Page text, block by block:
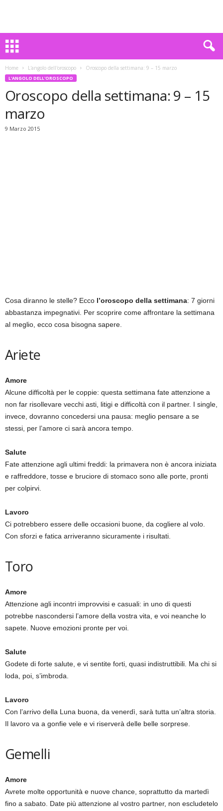
Home L'angolo dell'oroscopo Oroscopo della settimana: 9 – 15 marzo
L'ANGOLO DELL'OROSCOPO
Oroscopo della settimana: 9 – 15
marzo
9 Marzo 2015
Cosa diranno le stelle? Ecco l’oroscopo della settimana: 7 giorni
abbastanza impegnativi. Per scoprire come affrontare la settimana
al meglio, ecco cosa bisogna sapere.
Ariete
Amore
Alcune difficoltà per le coppie: questa settimana fate attenzione a
non far risollevare vecchi asti, litigi e difficoltà con il partner. I single,
invece, dovranno concedersi una pausa: meglio pensare a se
stessi, per l’amore ci sarà ancora tempo.
Salute
Fate attenzione agli ultimi freddi: la primavera non è ancora iniziata
e raffreddore, tosse e bruciore di stomaco sono alle porte, pronti
per colpirvi.
Lavoro
Ci potrebbero essere delle occasioni buone, da cogliere al volo.
Con sforzi e fatica arriveranno sicuramente i risultati.
Toro
Amore
Attenzione agli incontri improvvisi e casuali: in uno di questi
potrebbe nascondersi l’amore della vostra vita, e voi neanche lo
sapete. Nuove emozioni pronte per voi.
Salute
Godete di forte salute, e vi sentite forti, quasi indistruttibili. Ma chi si
loda, poi, s’imbroda.
Lavoro
Con l’arrivo della Luna buona, da venerdì, sarà tutta un’altra storia.
Il lavoro va a gonfie vele e vi riserverà delle belle sorprese.
Gemelli
Amore
Avrete molte opportunità e nuove chance, soprattutto da martedì
fino a sabato. Date più attenzione al vostro partner, non escludetelo